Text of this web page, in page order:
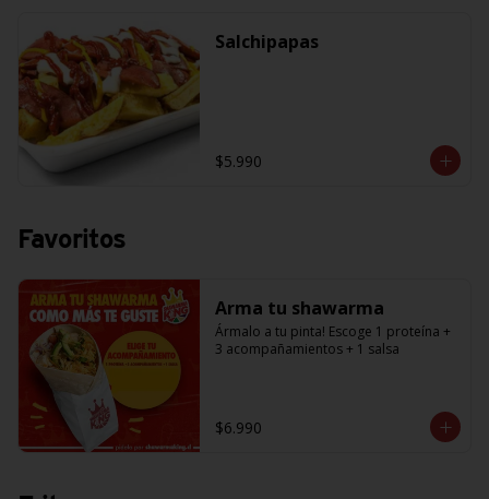
Salchipapas
$5.990
Favoritos
Arma tu shawarma
Ármalo a tu pinta! Escoge 1 proteína +
3 acompañamientos + 1 salsa
$6.990